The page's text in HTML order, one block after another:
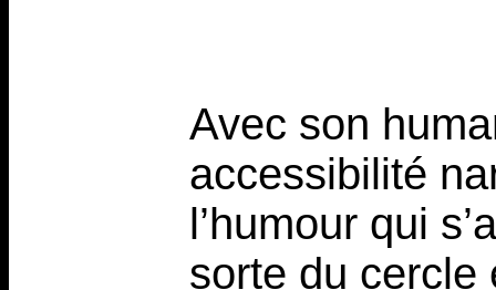
Avec son
accessibilité
l’humour qui
sorte du cercle